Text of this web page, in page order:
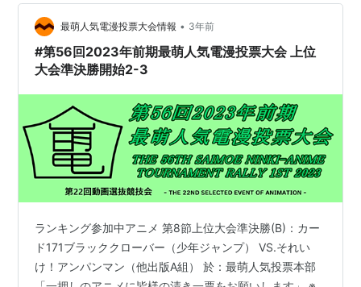
動きはありません第4クオーター終了試合終了2対0で
「ブラッククローバー」が勝利し上位大会決勝初進出を
果たしました「それ…
最萌人気電漫投票大会情報 • 3年前
#第56回2023年前期最萌人気電漫投票大会 上位
大会準決勝開始2-3
ランキング参加中アニメ 第8節上位大会準決勝(B)：カー
ド171ブラッククローバー（少年ジャンプ） VS.それい
け！アンパンマン（他出版A組） 於：最萌人気投票本部